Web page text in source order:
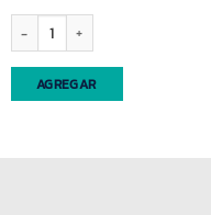
Viso p/cort.(2553)pesado
AGREGAR